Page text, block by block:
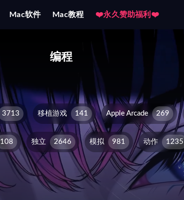
Mac软件 Mac教程 ❤️永久赞助福利❤️
编程
3713 移植游戏 141 Apple Arcade 269
108 独立 2646 模拟 981 动作 1235